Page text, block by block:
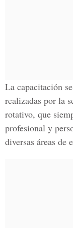
La capacitación
realizadas por la
rotativo, que
profesional y
diversas áreas de